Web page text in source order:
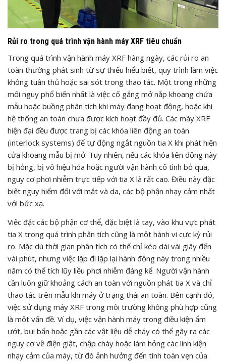
Rủi ro trong quá trình vận hành máy XRF tiêu chuẩn
Trong quá trình vận hành máy XRF hàng ngày, các rủi ro an
toàn thường phát sinh từ sự thiếu hiểu biết, quy trình làm việc
không tuân thủ hoặc sai sót trong thao tác. Một trong những
mối nguy phổ biến nhất là việc cố gắng mở nắp khoang chứa
mẫu hoặc buồng phân tích khi máy đang hoạt động, hoặc khi
hệ thống an toàn chưa được kích hoạt đầy đủ. Các máy XRF
hiện đại đều được trang bị các khóa liên động an toàn
(interlock systems) để tự động ngắt nguồn tia X khi phát hiện
cửa khoang mẫu bị mở. Tuy nhiên, nếu các khóa liên động này
bị hỏng, bị vô hiệu hóa hoặc người vận hành cố tình bỏ qua,
nguy cơ phơi nhiễm trực tiếp với tia X là rất cao. Điều này đặc
biệt nguy hiểm đối với mắt và da, các bộ phận nhạy cảm nhất
với bức xạ.
Việc đặt các bộ phận cơ thể, đặc biệt là tay, vào khu vực phát
tia X trong quá trình phân tích cũng là một hành vi cực kỳ rủi
ro. Mặc dù thời gian phân tích có thể chỉ kéo dài vài giây đến
vài phút, nhưng việc lặp đi lặp lại hành động này trong nhiều
năm có thể tích lũy liều phơi nhiễm đáng kể. Người vận hành
cần luôn giữ khoảng cách an toàn với nguồn phát tia X và chỉ
thao tác trên mẫu khi máy ở trạng thái an toàn. Bên cạnh đó,
việc sử dụng máy XRF trong môi trường không phù hợp cũng
là một vấn đề. Ví dụ, việc vận hành máy trong điều kiện ẩm
ướt, bụi bẩn hoặc gần các vật liệu dễ cháy có thể gây ra các
nguy cơ về điện giật, chập cháy hoặc làm hỏng các linh kiện
nhạy cảm của máy, từ đó ảnh hưởng đến tính toàn vẹn của